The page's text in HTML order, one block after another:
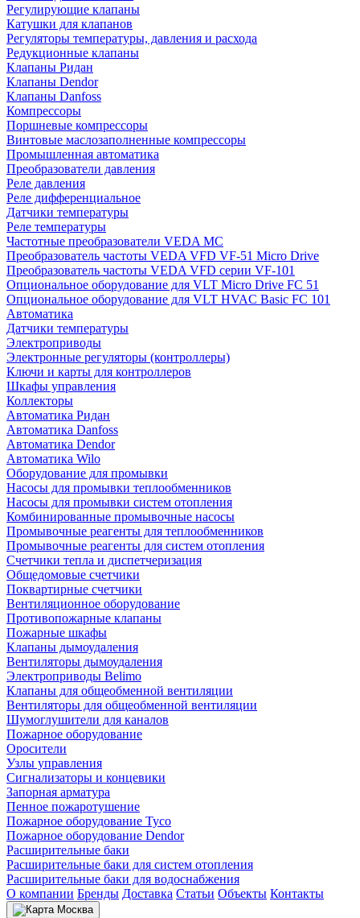
Регулирующие клапаны
Катушки для клапанов
Регуляторы температуры, давления и расхода
Редукционные клапаны
Клапаны Ридан
Клапаны Dendor
Клапаны Danfoss
Компрессоры
Поршневые компрессоры
Винтовые маслозаполненные компрессоры
Промышленная автоматика
Преобразователи давления
Реле давления
Реле дифференциальное
Датчики температуры
Реле температуры
Частотные преобразователи VEDA MC
Преобразователь частоты VEDA VFD VF-51 Micro Drive
Преобразователь частоты VEDA VFD серии VF-101
Опциональное оборудование для VLT Micro Drive FC 51
Опциональное оборудование для VLT HVAC Basic FC 101
Автоматика
Датчики температуры
Электроприводы
Электронные регуляторы (контроллеры)
Ключи и карты для контроллеров
Шкафы управления
Коллекторы
Автоматика Ридан
Автоматика Danfoss
Автоматика Dendor
Автоматика Wilo
Оборудование для промывки
Насосы для промывки теплообменников
Насосы для промывки систем отопления
Комбинированные промывочные насосы
Промывочные реагенты для теплообменников
Промывочные реагенты для систем отопления
Счетчики тепла и диспетчеризация
Общедомовые счетчики
Поквартирные счетчики
Вентиляционное оборудование
Противопожарные клапаны
Пожарные шкафы
Клапаны дымоудаления
Вентиляторы дымоудаления
Электроприводы Belimo
Клапаны для общеобменной вентиляции
Вентиляторы для общеобменной вентиляции
Шумоглушители для каналов
Пожарное оборудование
Оросители
Узлы управления
Сигнализаторы и концевики
Запорная арматура
Пенное пожаротушение
Пожарное оборудование Tyco
Пожарное оборудование Dendor
Расширительные баки
Расширительные баки для систем отопления
Расширительные баки для водоснабжения
О компании Бренды Доставка Статьи Объекты Контакты
Москва